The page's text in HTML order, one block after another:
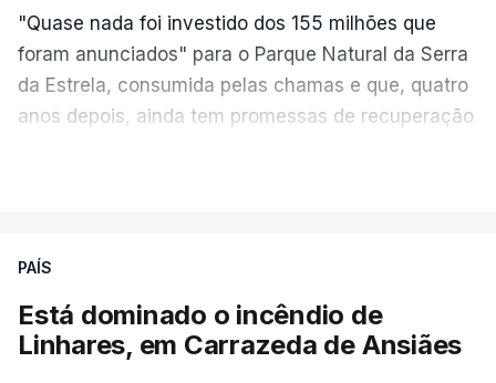
"Quase nada foi investido dos 155 milhões que
foram anunciados" para o Parque Natural da Serra
da Estrela, consumida pelas chamas e que, quatro
anos depois, ainda tem promessas de recuperação
ESTE CONTEÚDO ESTÁ NESTE
PAÍS
Está dominado o incêndio de
Linhares, em Carrazeda de Ansiães